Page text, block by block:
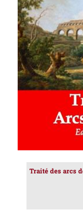
AJOUTER
Traité des arcs